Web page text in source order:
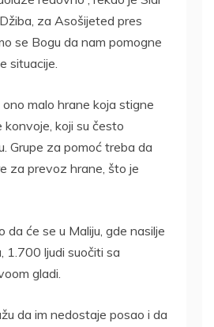
za Asošijeted pres
se Bogu da nam pomogne
situacije.
malo hrane koja stigne
koji su često
Grupe za pomoć treba da
za prevoz hrane, što je
da će se u Maliju, gde nasilje
1.700 ljudi suočiti sa
gladi.
da im nedostaje posao i da